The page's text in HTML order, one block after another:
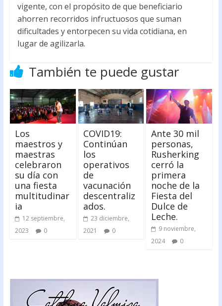
vigente, con el propósito de que beneficiario
ahorren recorridos infructuosos que suman
dificultades y entorpecen su vida cotidiana, en
lugar de agilizarla.
También te puede gustar
Los
maestros y
maestras
celebraron
su día con
una fiesta
multitudinar
ia
12 septiembre,
2023
0
COVID19:
Continúan
los
operativos
de
vacunación
descentraliz
ados.
23 diciembre,
2021
0
Ante 30 mil
personas,
Rusherking
cerró la
primera
noche de la
Fiesta del
Dulce de
Leche.
9 noviembre,
2024
0